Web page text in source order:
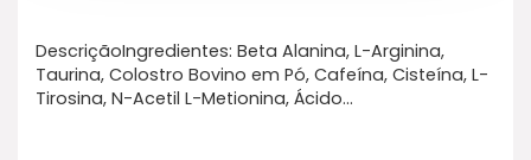
DescriçãoIngredientes: Beta Alanina, L-Arginina,
Taurina, Colostro Bovino em Pó, Cafeína, Cisteína, L-
Tirosina, N-Acetil L-Metionina, Ácido…